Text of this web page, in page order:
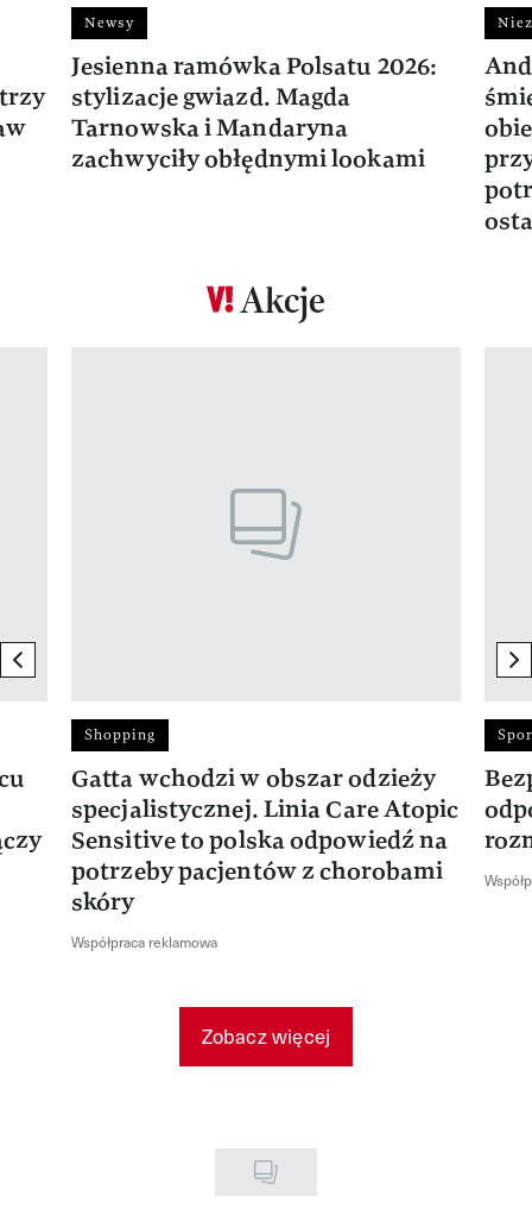
Newsy
Jesienna ramówka Polsatu 2026:
stylizacje gwiazd. Magda
Tarnowska i Mandaryna
zachwyciły obłędnymi lookami
Akcje
previous element
Shopping
Gatta wchodzi w obszar odzieży
specjalistycznej. Linia Care Atopic
Sensitive to polska odpowiedź na
potrzeby pacjentów z chorobami
skóry
Współpraca reklamowa
Zobacz więcej